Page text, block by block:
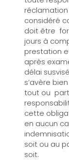
considéré
doit être
jours à
prestation
après
délai
s’avère
tout ou
cette
en aucun
soit ou au
soit.